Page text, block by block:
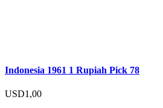
Indonesia 1961 1 Rupiah Pick 78
USD1,00